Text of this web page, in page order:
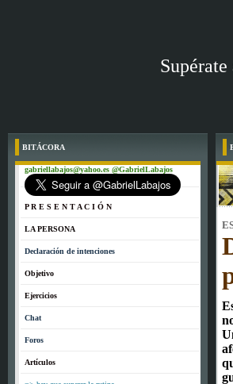
BITÁCORA
gabriellabajos@yahoo.es @GabrielLabajos
P R E S E N T A C I Ó N
LA PERSONA
Declaración de intenciones
Objetivo
Ejercicios
Chat
Foros
Artículos